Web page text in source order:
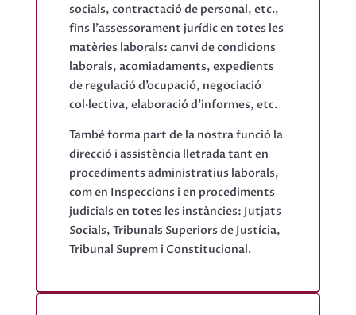
socials, contractació de personal, etc.,
fins l’assessorament jurídic en totes les
matèries laborals: canvi de condicions
laborals, acomiadaments, expedients
de regulació d’ocupació, negociació
col·lectiva, elaboració d’informes, etc.
També forma part de la nostra funció la
direcció i assistència lletrada tant en
procediments administratius laborals,
com en Inspeccions i en procediments
judicials en totes les instàncies: Jutjats
Socials, Tribunals Superiors de Justícia,
Tribunal Suprem i Constitucional.